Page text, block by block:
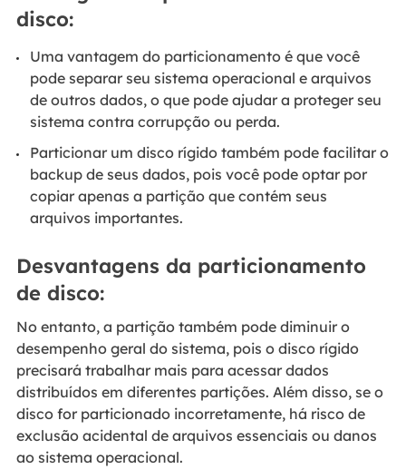
disco:
Uma vantagem do particionamento é que você
pode separar seu sistema operacional e arquivos
de outros dados, o que pode ajudar a proteger seu
sistema contra corrupção ou perda.
Particionar um disco rígido também pode facilitar o
backup de seus dados, pois você pode optar por
copiar apenas a partição que contém seus
arquivos importantes.
Desvantagens da particionamento
de disco:
No entanto, a partição também pode diminuir o
desempenho geral do sistema, pois o disco rígido
precisará trabalhar mais para acessar dados
distribuídos em diferentes partições. Além disso, se o
disco for particionado incorretamente, há risco de
exclusão acidental de arquivos essenciais ou danos
ao sistema operacional.